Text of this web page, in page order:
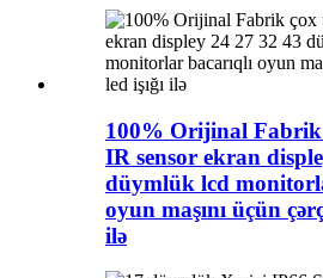
100% Orijinal Fabrik
IR sensor ekran
düymlük lcd
oyun maşını üçün
ilə